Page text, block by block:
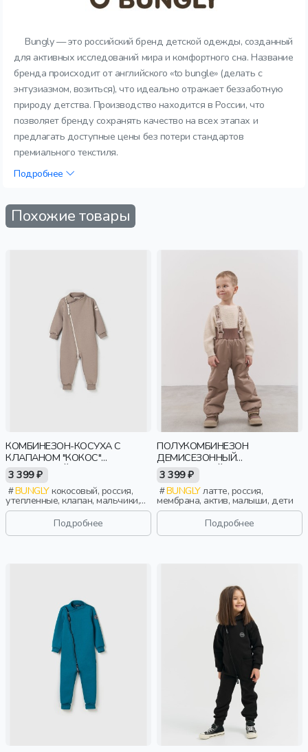
Bungly — это российский бренд детской одежды, созданный
для активных исследований мира и комфортного сна. Название
бренда происходит от английского «to bungle» (делать с
энтузиазмом, возиться), что идеально отражает беззаботную
природу детства. Производство находится в России, что
позволяет бренду сохранять качество на всех этапах и
предлагать доступные цены без потери стандартов
премиального текстиля.
Подробнее
Похожие товары
КОМБИНЕЗОН-КОСУХА С
КЛАПАНОМ "КОКОС"
УТЕПЛЕННЫЙ
3 399 ₽
BUNGLYкокосовый, россия,
утепленные, клапан, мальчики,
малыши, дошкольники, дети
Подробнее
ПОЛУКОМБИНЕЗОН
ДЕМИСЕЗОННЫЙ
МЕМБРАННЫЙ "ЛАТТЕ" 0+
3 399 ₽
BUNGLYлатте, россия,
мембрана, актив, малыши, дети
Подробнее